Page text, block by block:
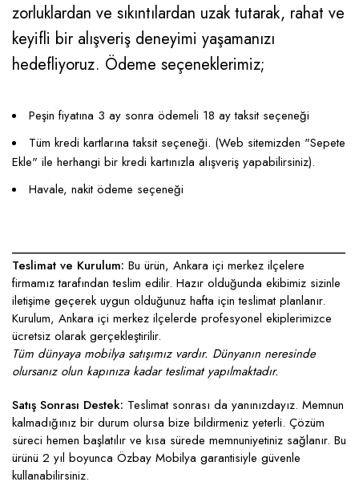
zorluklardan ve sıkıntılardan uzak tutarak, rahat ve
keyifli bir alışveriş deneyimi yaşamanızı
hedefliyoruz. Ödeme seçeneklerimiz;
Peşin fiyatına 3 ay sonra ödemeli 18 ay taksit seçeneği
Tüm kredi kartlarına taksit seçeneği. (Web sitemizden "Sepete
Ekle" ile herhangi bir kredi kartınızla alışveriş yapabilirsiniz).
Havale, nakit ödeme seçeneği
____________________________________________________
Teslimat ve Kurulum: Bu ürün, Ankara içi merkez ilçelere
firmamız tarafından teslim edilir. Hazır olduğunda ekibimiz sizinle
iletişime geçerek uygun olduğunuz hafta için teslimat planlanır.
Kurulum, Ankara içi merkez ilçelerde profesyonel ekiplerimizce
ücretsiz olarak gerçekleştirilir.
Tüm dünyaya mobilya satışımız vardır. Dünyanın neresinde
olursanız olun kapınıza kadar teslimat yapılmaktadır.
Satış Sonrası Destek: Teslimat sonrası da yanınızdayız. Memnun
kalmadığınız bir durum olursa bize bildirmeniz yeterli. Çözüm
süreci hemen başlatılır ve kısa sürede memnuniyetiniz sağlanır. Bu
ürünü 2 yıl boyunca Özbay Mobilya garantisiyle güvenle
kullanabilirsiniz.